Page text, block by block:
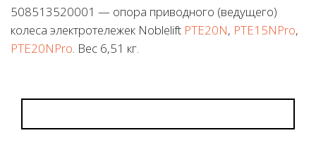
508513520001 — опора приводного (ведущего)
колеса электротележек Noblelift PTE20N, PTE15NPro,
PTE20NPro. Вес 6,51 кг.